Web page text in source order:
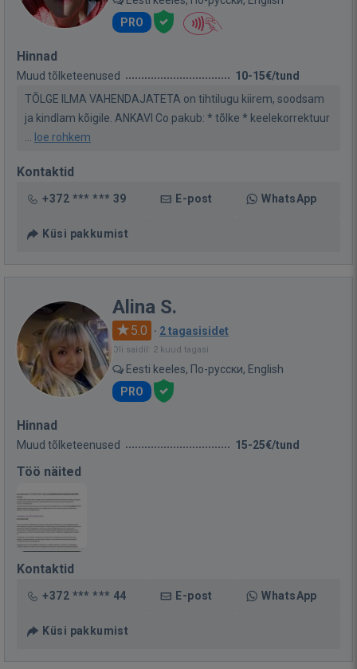
PRO
Hinnad
Muud tõlketeenused
10-15€/tund
TÕLGE ILMA VAHENDAJATETA on tihtilugu kiirem, soodsam
ja kindlam kõigile. ANKAVI Co pakub: * tõlke * keelekorrektuur
loe rohkem
Kontaktid
+372 *** *** 39 E-post WhatsApp
Küsi pakkumist
Alina S.
5.0 · 2 tagasisidet
Oli saidil: 2 kuud tagasi
Eesti keeles, По-русски, English
PRO
Hinnad
Muud tõlketeenused 15-25€/tund
Töö näited
Kontaktid
+372 *** *** 44 E-post WhatsApp
Küsi pakkumist